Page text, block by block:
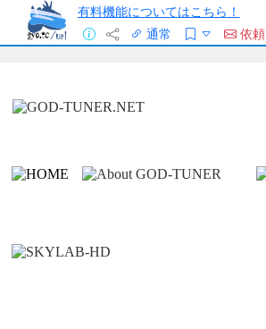
有料機能についてはこちら！
通常
依頼